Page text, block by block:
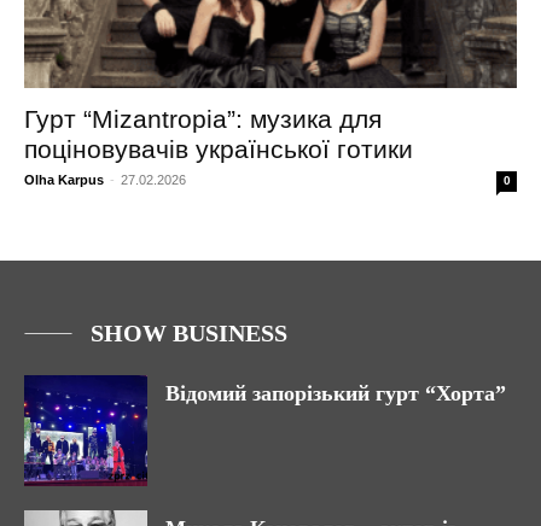
Гурт “Mizantropia”: музика для
поціновувачів української готики
Olha Karpus - 27.02.2026 0
SHOW BUSINESS
Відомий запорізький гурт “Хорта”